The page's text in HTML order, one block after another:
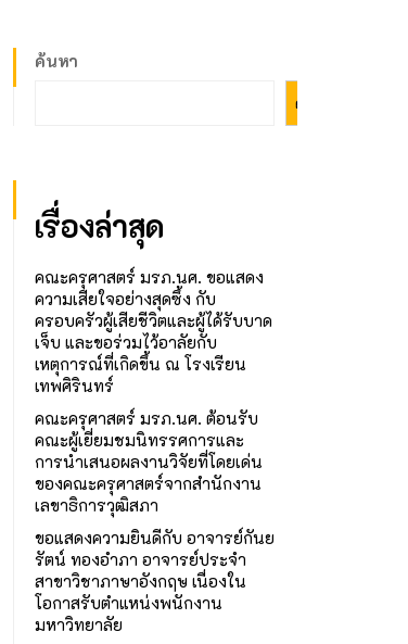
ค้นหา
ค้นหา
เรื่องล่าสุด
คณะครุศาสตร์ มรภ.นศ. ขอแสดง
ความเสียใจอย่างสุดซึ้ง กับ
ครอบครัวผู้เสียชีวิตและผู้ได้รับบาด
เจ็บ และขอร่วมไว้อาลัยกับ
เหตุการณ์ที่เกิดขึ้น ณ โรงเรียน
เทพศิรินทร์
คณะครุศาสตร์ มรภ.นศ. ต้อนรับ
คณะผู้เยี่ยมชมนิทรรศการและ
การนำเสนอผลงานวิจัยที่โดยเด่น
ของคณะครุศาสตร์จากสำนักงาน
เลขาธิการวุฒิสภา
ขอแสดงความยินดีกับ อาจารย์กันย
รัตน์ ทองอำภา อาจารย์ประจำ
สาขาวิชาภาษาอังกฤษ เนื่องใน
โอกาสรับตำแหน่งพนักงาน
มหาวิทยาลัย